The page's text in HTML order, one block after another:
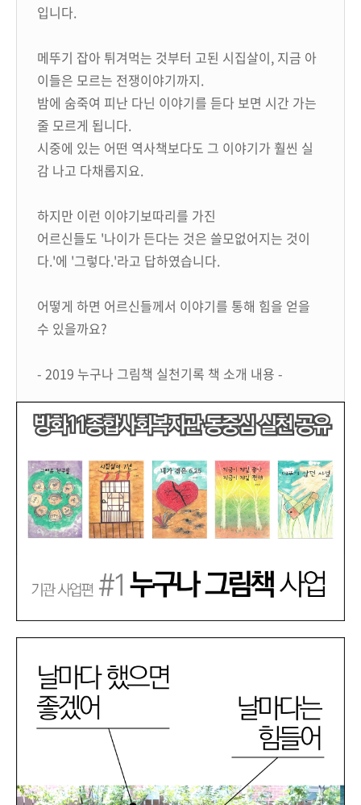
입니다.
메뚜기 잡아 튀겨먹는 것부터 고된 시집살이, 지금 아
이들은 모르는 전쟁이야기까지.
밤에 숨죽여 피난 다닌 이야기를 듣다 보면 시간 가는
줄 모르게 됩니다.
시중에 있는 어떤 역사책보다도 그 이야기가 훨씬 실
감 나고 다채롭지요.
하지만 이런 이야기보따리를 가진
어르신들도 '나이가 든다는 것은 쓸모없어지는 것이
다.'에 '그렇다.'라고 답하였습니다.
어떻게 하면 어르신들께서 이야기를 통해 힘을 얻을
수 있을까요?
- 2019 누구나 그림책 실천기록 책 소개 내용 -